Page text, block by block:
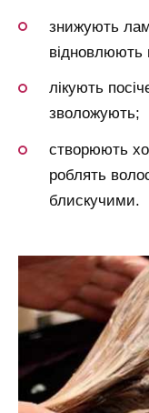
знижують
відновлюють
лікують
зволожують;
створюють
роблять
блискучими.